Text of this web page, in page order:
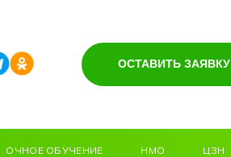
ОСТАВИТЬ ЗАЯВКУ
ОЧНОЕ ОБУЧЕНИЕ НМО ЦЗН